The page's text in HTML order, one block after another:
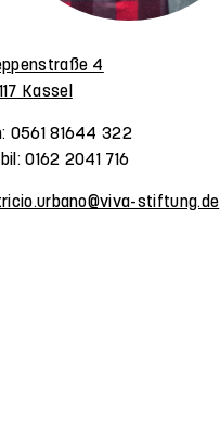
4
Kassel
0561 81644 322
0162 2041 716
stiftung.de